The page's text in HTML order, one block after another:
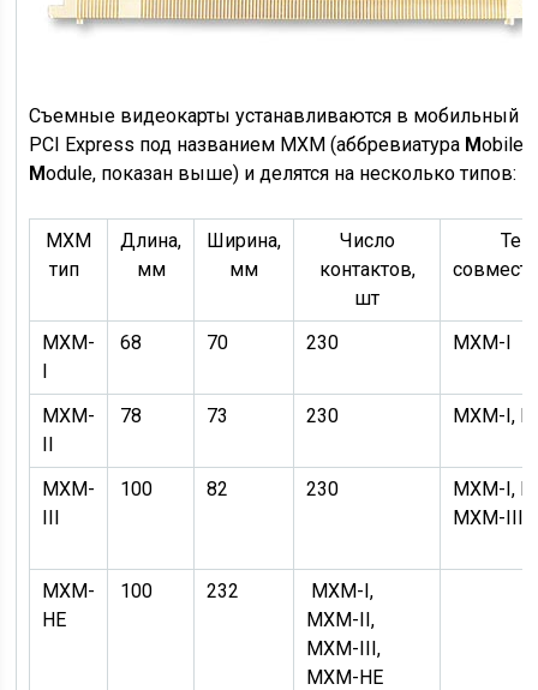
Съемные видеокарты устанавливаются в мобильный
PCI Express под названием MXM (аббревиатура Mobile
Module, показан выше) и делятся на несколько типов:
MXM
тип
Длина,
мм
Ширина,
мм
Число
контактов,
шт
MXM-
I
68 70 230 MXM-I
MXM-
II
78 73 230 MXM-I,
MXM-
III
100 82 230
MXM-I,
MXM-III
MXM-
HE
100 232
MXM-I,
MXM-II,
MXM-III,
MXM-HE